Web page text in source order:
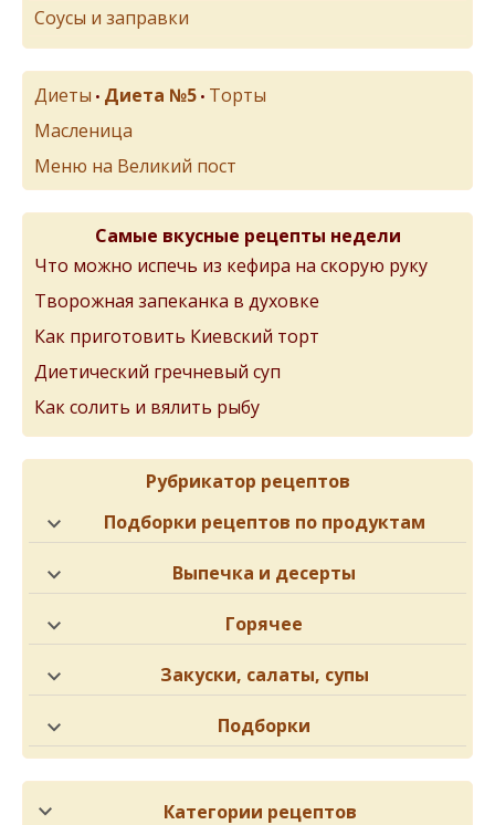
Соусы и заправки
Диеты • Диета №5 • Торты
Масленица
Меню на Великий пост
Самые вкусные рецепты недели
Что можно испечь из кефира на скорую руку
Творожная запеканка в духовке
Как приготовить Киевский торт
Диетический гречневый суп
Как солить и вялить рыбу
Рубрикатор рецептов
Подборки рецептов по продуктам
Выпечка и десерты
Горячее
Закуски, салаты, супы
Подборки
Категории рецептов